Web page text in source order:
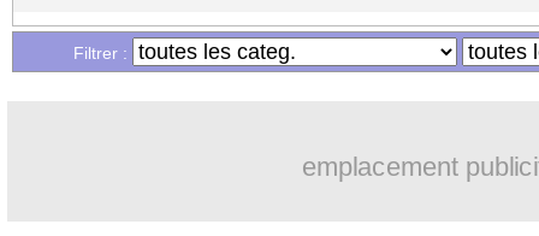
Liste des brèves du jeu. 16 mars 2023
Filtrer :
emplacement